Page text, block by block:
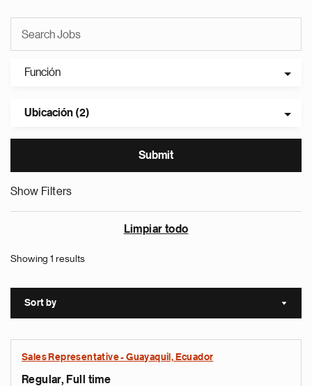
Función
Ubicación (2)
Show Filters
Limpiar todo
Showing 1 results
Sort by Sort
Sales Representative - Guayaquil, Ecuador
Regular, Full time